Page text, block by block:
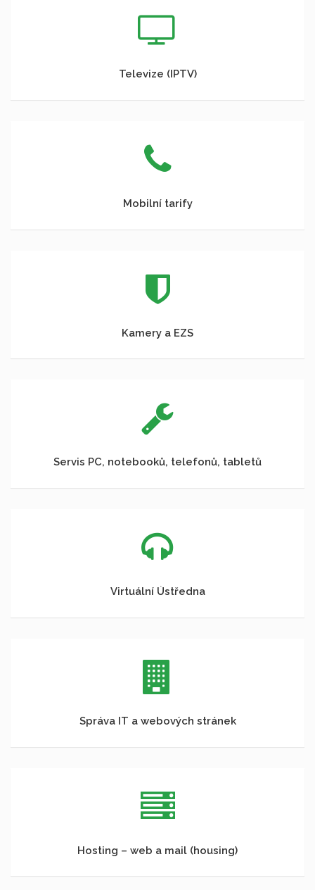
Televize (IPTV)
Mobilní tarify
Kamery a EZS
Servis PC, notebooků, telefonů, tabletů
Virtuální Ústředna
Správa IT a webových stránek
Hosting – web a mail (housing)